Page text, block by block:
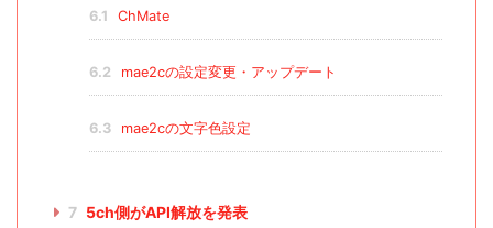
6.1 ChMate
6.2 mae2cの設定変更・アップデート
6.3 mae2cの文字色設定
7 5ch側がAPI解放を発表